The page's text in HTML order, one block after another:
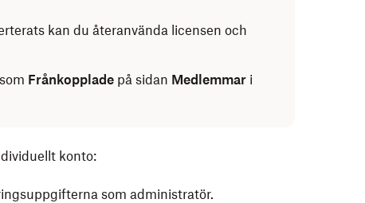
kan du återanvända licensen och
Frånkopplade på sidan Medlemmar i
konto:
som administratör.